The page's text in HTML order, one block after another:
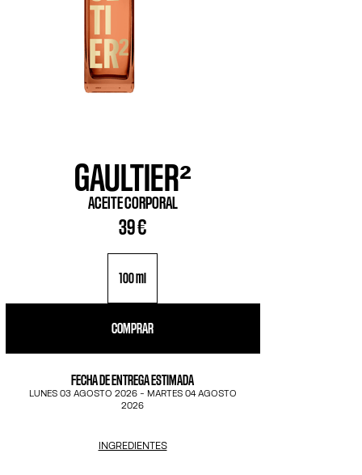
GAULTIER²
ACEITE CORPORAL
39 €
100 ml
COMPRAR
FECHA DE ENTREGA ESTIMADA
LUNES 03 AGOSTO 2026- MARTES 04 AGOSTO
2026
INGREDIENTES